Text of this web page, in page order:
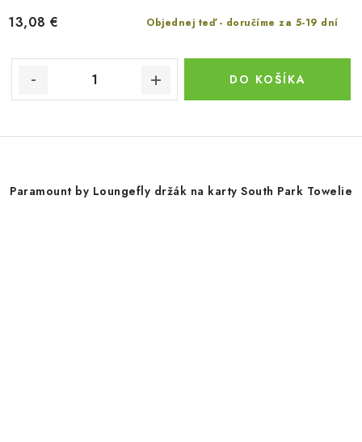
Objednej teď - doručíme za 5-19 dní
13,08 €
DO KOŠÍKA
Paramount by Loungefly držák na karty South Park Towelie